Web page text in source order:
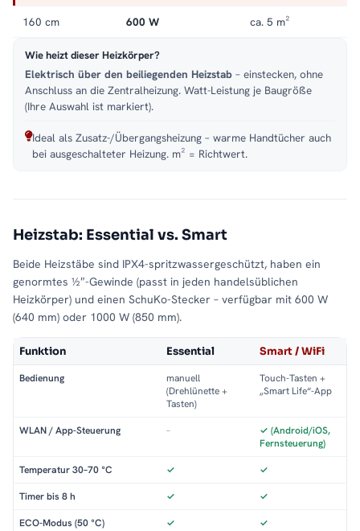
160 cm 600 W ca. 5 m²
Wie heizt dieser Heizkörper?
Elektrisch über den beiliegenden Heizstab – einstecken, ohne
Anschluss an die Zentralheizung. Watt-Leistung je Baugröße
(Ihre Auswahl ist markiert).
Ideal als Zusatz-/Übergangsheizung – warme Handtücher auch
bei ausgeschalteter Heizung. m² = Richtwert.
Heizstab: Essential vs. Smart
Beide Heizstäbe sind IPX4-spritzwassergeschützt, haben ein
genormtes ½″-Gewinde (passt in jeden handelsüblichen
Heizkörper) und einen SchuKo-Stecker – verfügbar mit 600 W
(640 mm) oder 1000 W (850 mm).
Funktion Essential Smart / WiFi
Bedienung
manuell
(Drehlünette +
Tasten)
Touch-Tasten +
„Smart Life“-App
WLAN / App-Steuerung –
✓ (Android/iOS,
Fernsteuerung)
Temperatur 30–70 °C ✓ ✓
Timer bis 8 h ✓ ✓
ECO-Modus (50 °C) ✓ ✓